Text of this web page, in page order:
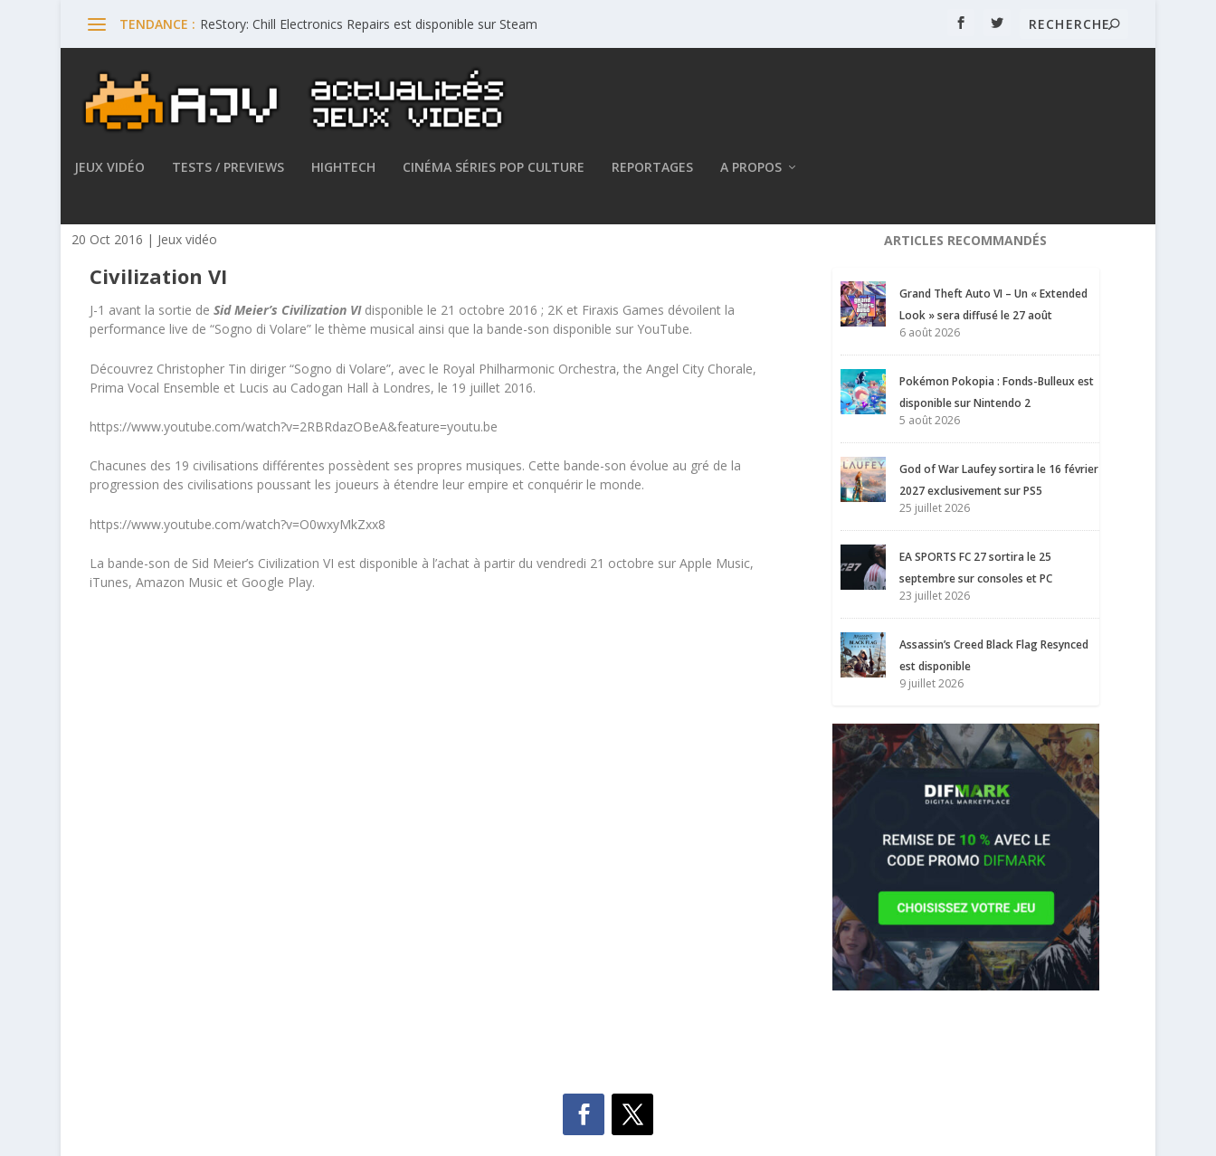
TENDANCE : ReStory: Chill Electronics Repairs est disponible sur Steam
JEUX VIDÉO TESTS / PREVIEWS HIGHTECH CINÉMA SÉRIES POP CULTURE REPORTAGES A PROPOS
20 Oct 2016 | Jeux vidéo
Civilization VI
J-1 avant la sortie deSid Meier’s Civilization VI disponible le 21 octobre 2016 ; 2K et Firaxis Games dévoilent la
performance live de “Sogno di Volare” le thème musical ainsi que la bande-son disponible sur YouTube.
Découvrez Christopher Tin diriger “Sogno di Volare”, avec le Royal Philharmonic Orchestra, the Angel City Chorale,
Prima Vocal Ensemble et Lucis au Cadogan Hall à Londres, le 19 juillet 2016.
https://www.youtube.com/watch?v=2RBRdazOBeA&feature=youtu.be
Chacunes des 19 civilisations différentes possèdent ses propres musiques. Cette bande-son évolue au gré de la
progression des civilisations poussant les joueurs à étendre leur empire et conquérir le monde.
https://www.youtube.com/watch?v=O0wxyMkZxx8
La bande-son de Sid Meier’s Civilization VI est disponible à l’achat à partir du vendredi 21 octobre sur Apple Music,
iTunes, Amazon Music et Google Play.
ARTICLES RECOMMANDÉS
Grand Theft Auto VI – Un « Extended
Look » sera diffusé le 27 août
6 août 2026
Pokémon Pokopia : Fonds-Bulleux est
disponible sur Nintendo 2
5 août 2026
God of War Laufey sortira le 16 février
2027 exclusivement sur PS5
25 juillet 2026
EA SPORTS FC 27 sortira le 25
septembre sur consoles et PC
23 juillet 2026
Assassin’s Creed Black Flag Resynced
est disponible
9 juillet 2026